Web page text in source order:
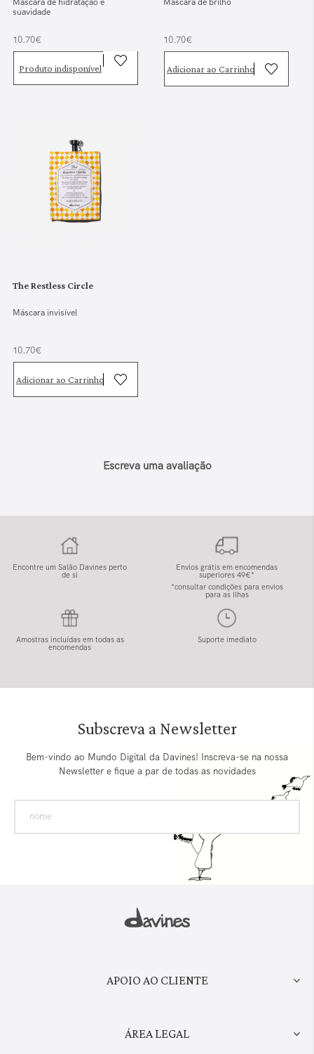
Máscara de hidratação e
suavidade
10.70€
Produto indisponível
Máscara de brilho
10.70€
Adicionar ao Carrinho
The Restless Circle
Máscara invisível
10.70€
Adicionar ao Carrinho
Escreva uma avaliação
Encontre um Salão Davines perto
de si
Envios grátis em encomendas
superiores 49€*
*consultar condições para envios
para as Ilhas
Amostras incluídas em todas as
encomendas
Suporte imediato
Subscreva a Newsletter
Bem-vindo ao Mundo Digital da Davines! Inscreva-se na nossa
Newsletter e fique a par de todas as novidades
APOIO AO CLIENTE
ÁREA LEGAL